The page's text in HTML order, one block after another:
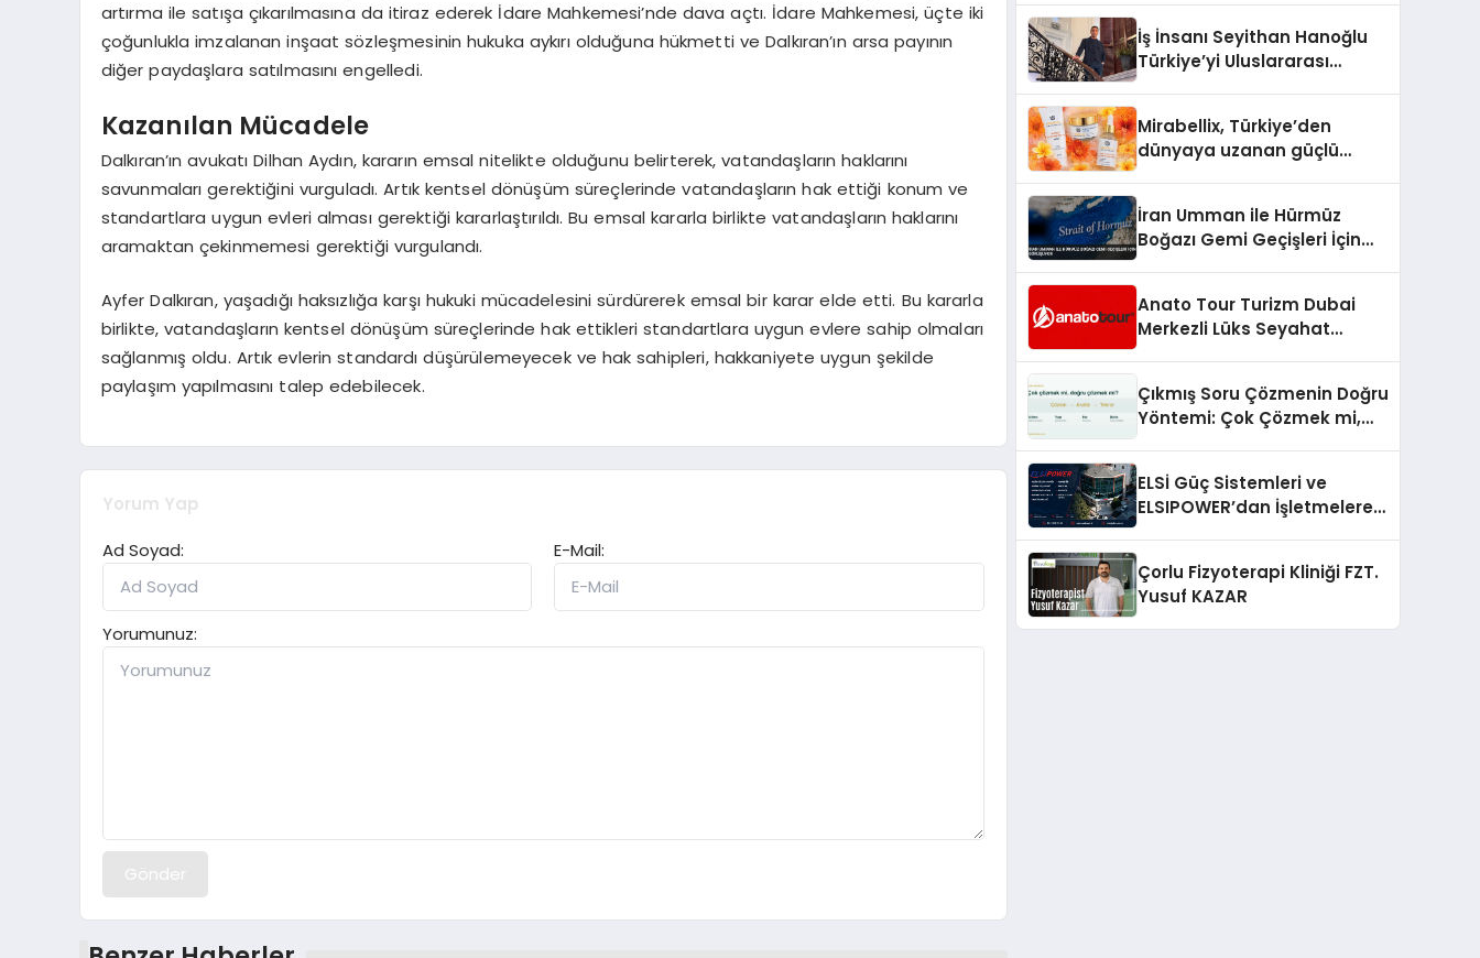
artırma ile satışa çıkarılmasına da itiraz ederek İdare Mahkemesi’nde dava açtı. İdare Mahkemesi, üçte iki
çoğunlukla imzalanan inşaat sözleşmesinin hukuka aykırı olduğuna hükmetti ve Dalkıran’ın arsa payının
diğer paydaşlara satılmasını engelledi.
Kazanılan Mücadele
Dalkıran’ın avukatı Dilhan Aydın, kararın emsal nitelikte olduğunu belirterek, vatandaşların haklarını
savunmaları gerektiğini vurguladı. Artık kentsel dönüşüm süreçlerinde vatandaşların hak ettiği konum ve
standartlara uygun evleri alması gerektiği kararlaştırıldı. Bu emsal kararla birlikte vatandaşların haklarını
aramaktan çekinmemesi gerektiği vurgulandı.
Ayfer Dalkıran, yaşadığı haksızlığa karşı hukuki mücadelesini sürdürerek emsal bir karar elde etti. Bu kararla
birlikte, vatandaşların kentsel dönüşüm süreçlerinde hak ettikleri standartlara uygun evlere sahip olmaları
sağlanmış oldu. Artık evlerin standardı düşürülemeyecek ve hak sahipleri, hakkaniyete uygun şekilde
paylaşım yapılmasını talep edebilecek.
Yorum Yap
Ad Soyad:
E-Mail:
Yorumunuz:
Gönder
İş İnsanı Seyithan Hanoğlu
Türkiye’yi Uluslararası
Mirabellix, Türkiye’den
dünyaya uzanan güçlü
İran Umman ile Hürmüz
Boğazı Gemi Geçişleri İçin
Anato Tour Turizm Dubai
Merkezli Lüks Seyahat
Çıkmış Soru Çözmenin Doğru
Yöntemi: Çok Çözmek mi,
ELSİ Güç Sistemleri ve
ELSIPOWER’dan İşletmelere
Çorlu Fizyoterapi Kliniği FZT.
Yusuf KAZAR